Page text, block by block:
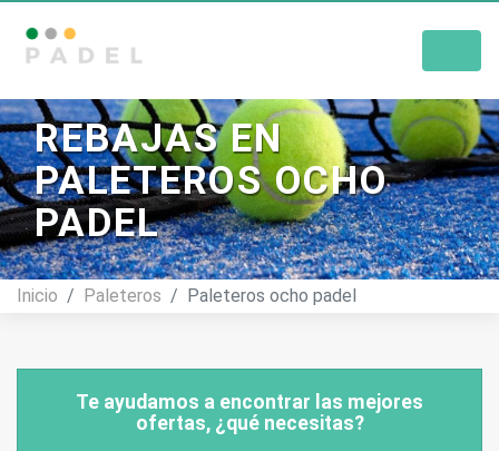
REBAJAS EN
PALETEROS OCHO
PADEL
Inicio Paleteros Paleteros ocho padel
Te ayudamos a encontrar las mejores
ofertas, ¿qué necesitas?